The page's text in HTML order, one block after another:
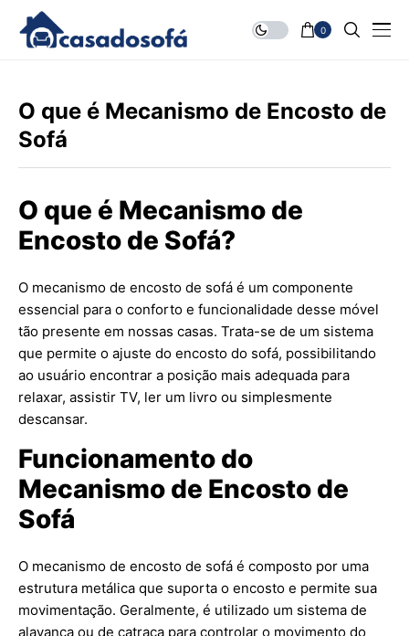
0
O que é Mecanismo de Encosto de
Sofá
O que é Mecanismo de
Encosto de Sofá?
O mecanismo de encosto de sofá é um componente
essencial para o conforto e funcionalidade desse móvel
tão presente em nossas casas. Trata-se de um sistema
que permite o ajuste do encosto do sofá, possibilitando
ao usuário encontrar a posição mais adequada para
relaxar, assistir TV, ler um livro ou simplesmente
descansar.
Funcionamento do
Mecanismo de Encosto de
Sofá
O mecanismo de encosto de sofá é composto por uma
estrutura metálica que suporta o encosto e permite sua
movimentação. Geralmente, é utilizado um sistema de
alavanca ou de catraca para controlar o movimento do